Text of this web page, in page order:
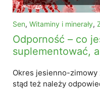
Sen, Witaminy i minerały,
Odporność – co
suplementować,
Okres jesienno-
stąd też należy